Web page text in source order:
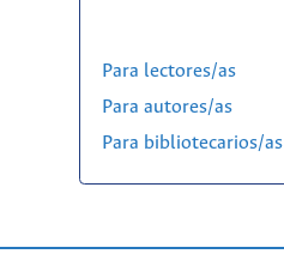
Para lectores/as
Para autores/as
Para bibliotecarios/as